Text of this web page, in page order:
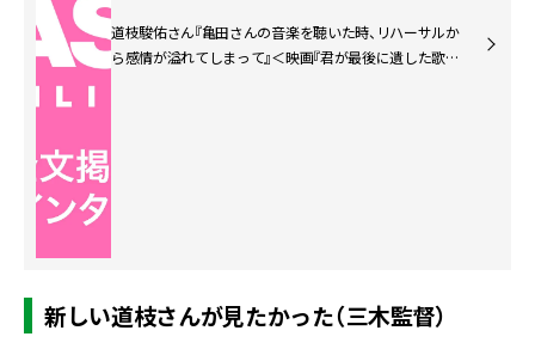
道枝駿佑さん『亀田さんの音楽を聴いた時、リハーサルか
ら感情が溢れてしまって』＜映画『君が最後に遺した歌』
新しい道枝さんが見たかった（三木監督）